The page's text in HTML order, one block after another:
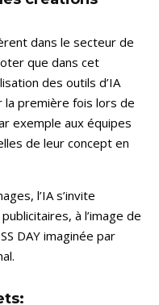
dans le secteur de
que dans cet
des outils d’IA
la première fois lors de
exemple aux équipes
de leur concept en
l’IA s’invite
à l’image de
DAY imaginée par